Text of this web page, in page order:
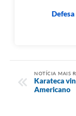
NOTÍCIA MAIS
Karateca
Americano